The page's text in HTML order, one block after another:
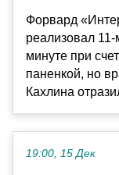
Форвард
реализовал
минуте при
паненкой, но
Кахлина
19:00, 15 Дек